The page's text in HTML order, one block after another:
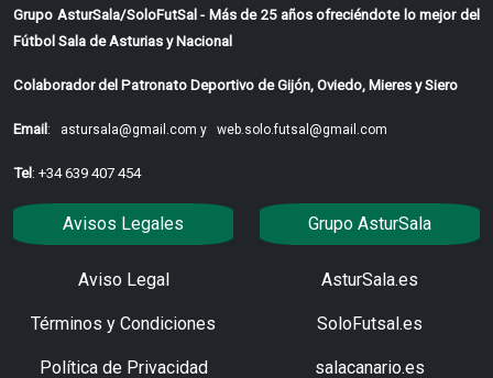
Grupo AsturSala/SoloFutSal - Más de 25 años ofreciéndote lo mejor del
Fútbol Sala de Asturias y Nacional
Colaborador del Patronato Deportivo de Gijón, Oviedo, Mieres y Siero
Email: astursala@gmail.com y web.solo.futsal@gmail.com
Tel: +34 639 407 454
Avisos Legales
Aviso Legal
Términos y Condiciones
Política de Privacidad
Grupo AsturSala
AsturSala.es
SoloFutsal.es
salacanario.es